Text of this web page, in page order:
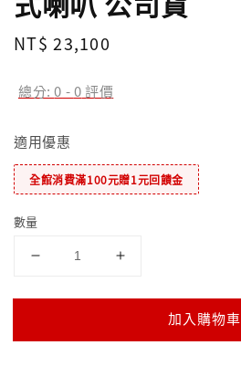
Regular
NT$ 23,100
總分:0 -0評價
適用優惠
全館消費滿100元贈1元回饋金
數量
加入購物車